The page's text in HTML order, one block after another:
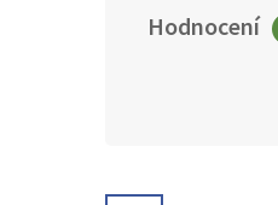
Hodnocení